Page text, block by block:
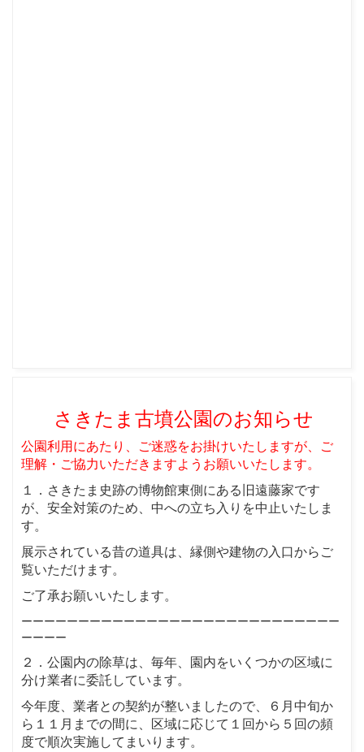
さきたま古墳公園のお知らせ
公園利用にあたり、ご迷惑をお掛けいたしますが、ご
理解・ご協力いただきますようお願いいたします。
１．さきたま史跡の博物館東側にある旧遠藤家です
が、安全対策のため、中への立ち入りを中止いたしま
す。
展示されている昔の道具は、縁側や建物の入口からご
覧いただけます。
ご了承お願いいたします。
ーーーーーーーーーーーーーーーーーーーーーーーーーーーー
ーーーー
２．公園内の除草は、毎年、園内をいくつかの区域に
分け業者に委託しています。
今年度、業者との契約が整いましたので、６月中旬か
ら１１月までの間に、区域に応じて１回から５回の頻
度で順次実施してまいります。